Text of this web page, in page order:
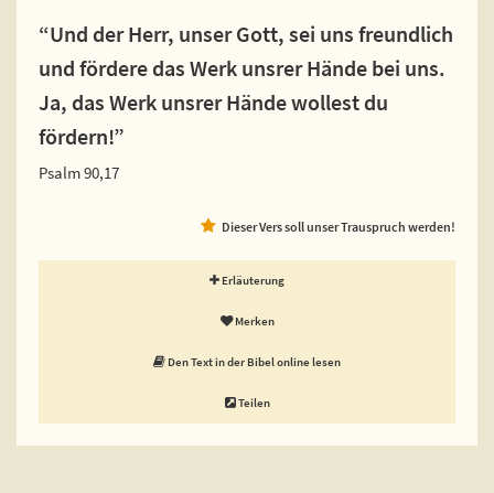
“Und der Herr, unser Gott, sei uns freundlich
und fördere das Werk unsrer Hände bei uns.
Ja, das Werk unsrer Hände wollest du
fördern!”
Psalm 90,17
Dieser Vers soll unser Trauspruch werden!
Erläuterung
Merken
Den Text in der Bibel online lesen
Teilen